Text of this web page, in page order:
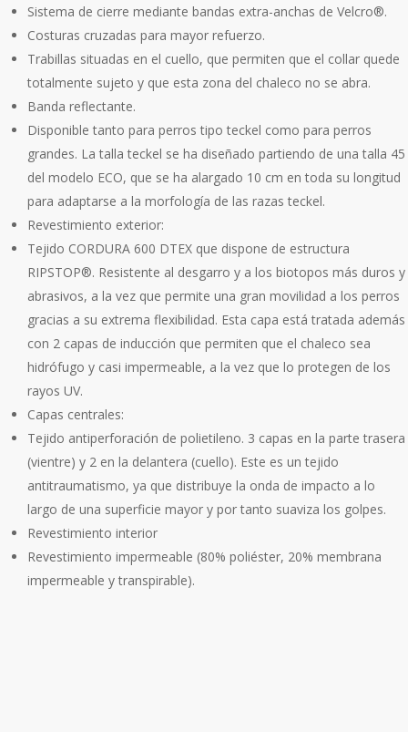
Sistema de cierre mediante bandas extra-anchas de Velcro®.
Costuras cruzadas para mayor refuerzo.
Trabillas situadas en el cuello, que permiten que el collar quede
totalmente sujeto y que esta zona del chaleco no se abra.
Banda reflectante.
Disponible tanto para perros tipo teckel como para perros
grandes. La talla teckel se ha diseñado partiendo de una talla 45
del modelo ECO, que se ha alargado 10 cm en toda su longitud
para adaptarse a la morfología de las razas teckel.
Revestimiento exterior:
Tejido CORDURA 600 DTEX que dispone de estructura
RIPSTOP®. Resistente al desgarro y a los biotopos más duros y
abrasivos, a la vez que permite una gran movilidad a los perros
gracias a su extrema flexibilidad. Esta capa está tratada además
con 2 capas de inducción que permiten que el chaleco sea
hidrófugo y casi impermeable, a la vez que lo protegen de los
rayos UV.
Capas centrales:
Tejido antiperforación de polietileno. 3 capas en la parte trasera
(vientre) y 2 en la delantera (cuello). Este es un tejido
antitraumatismo, ya que distribuye la onda de impacto a lo
largo de una superficie mayor y por tanto suaviza los golpes.
Revestimiento interior
Revestimiento impermeable (80% poliéster, 20% membrana
impermeable y transpirable).